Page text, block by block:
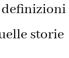
storie